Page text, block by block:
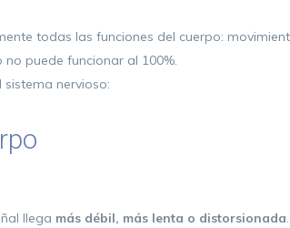
todas las funciones del cuerpo:
puede funcionar al 100%.
nervioso:
llega más débil, más lenta o distorsionada.